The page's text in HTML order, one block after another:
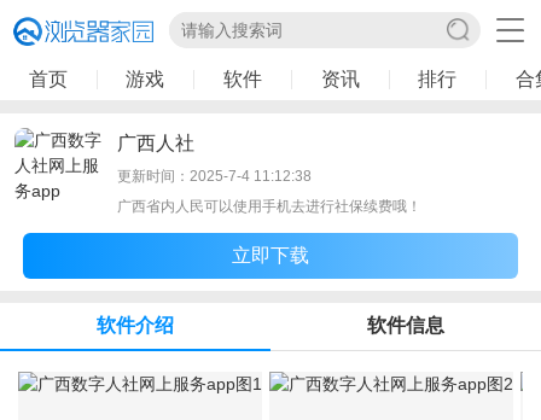
首页 游戏 软件 资讯 排行 合
广西人社
更新时间：2025-7-4 11:12:38
广西省内人民可以使用手机去进行社保续费哦！
立即下载
软件介绍 软件信息